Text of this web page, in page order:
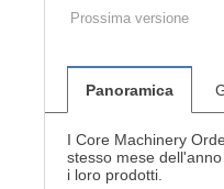
Prossima versione
Panoramica
I Core Machinery
stesso mese
i loro prodotti.